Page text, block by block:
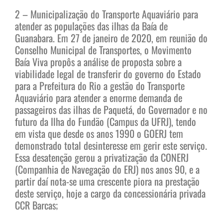
2 – Municipalização do Transporte Aquaviário para
atender as populações das ilhas da Baía de
Guanabara. Em 27 de janeiro de 2020, em reunião do
Conselho Municipal de Transportes, o Movimento
Baía Viva propôs a análise de proposta sobre a
viabilidade legal de transferir do governo do Estado
para a Prefeitura do Rio a gestão do Transporte
Aquaviário para atender a enorme demanda de
passageiros das ilhas de Paquetá, do Governador e no
futuro da Ilha do Fundão (Campus da UFRJ), tendo
em vista que desde os anos 1990 o GOERJ tem
demonstrado total desinteresse em gerir este serviço.
Essa desatenção gerou a privatização da CONERJ
(Companhia de Navegação do ERJ) nos anos 90, e a
partir daí nota-se uma crescente piora na prestação
deste serviço, hoje a cargo da concessionária privada
CCR Barcas;